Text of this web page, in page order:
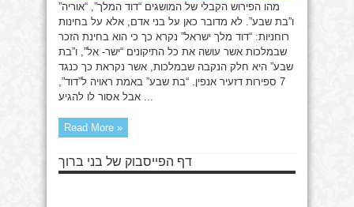
מהו הפירוש הקבלי של המושגים “דוד המלך”, “אוריה”
ו”בת שבע”. לא מדובר כאן על בני אדם, אלא על בחינות
רוחניות: “דוד מלך ישראל” נקרא כך כי הוא בחינת הזכר
שבמלכות אשר עושה את כל התיקונים “ישר- אל”, ו”בת
שבע” היא חלק הנקבה שבמלכות, אשר נקראת כך כנגד
7 ספירות דזעיר אנפין. “בת שבע” באמת ראויה ל”דוד”,
אבל אסור לו להגיע ...
Read More »
דף הפייסבוק של בני ברוך